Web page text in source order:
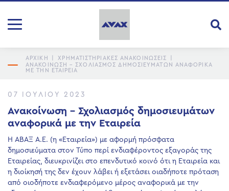
ΑΡΧΙΚΗ ΧΡΗΜΑΤΙΣΤΗΡΙΑΚΕΣ ΑΝΑΚΟΙΝΩΣΕΙΣ
ΑΝΑΚΟΊΝΩΣΗ – ΣΧΟΛΙΑΣΜΌΣ ΔΗΜΟΣΙΕΥΜΆΤΩΝ ΑΝΑΦΟΡΙΚΆ
ΜΕ ΤΗΝ ΕΤΑΙΡΕΊΑ
07 ΙΟΥΛΊΟΥ 2023
Ανακοίνωση – Σχολιασμός δημοσιευμάτων
αναφορικά με την Εταιρεία
H ΑΒΑΞ Α.Ε. (η «Εταιρεία») με αφορμή πρόσφατα
δημοσιεύματα στον Τύπο περί ενδιαφέροντος εξαγοράς της
Εταιρείας, διευκρινίζει στο επενδυτικό κοινό ότι η Εταιρεία και
η διοίκησή της δεν έχουν λάβει ή εξετάσει οιαδήποτε πρόταση
από οιοδήποτε ενδιαφερόμενο μέρος αναφορικά με την